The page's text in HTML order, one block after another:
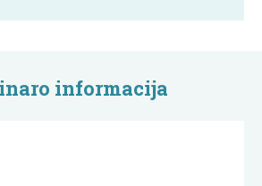
informacija